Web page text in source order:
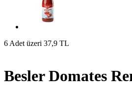
6 Adet üzeri 37,9 TL
Besler Domates